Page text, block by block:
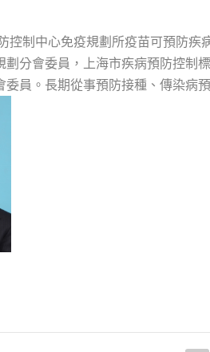
控制中心免疫規劃所疫苗可預防
劃分會委員，上海市疾病預防控制
員。長期從事預防接種、傳染病